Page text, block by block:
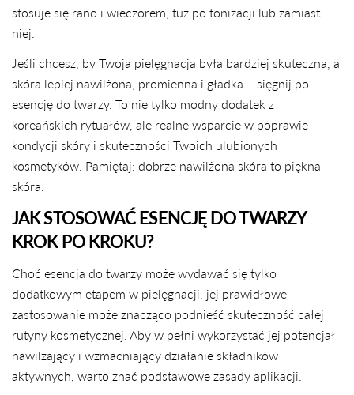
stosuje się rano i wieczorem, tuż po tonizacji lub zamiast
niej.
Jeśli chcesz, by Twoja pielęgnacja była bardziej skuteczna, a
skóra lepiej nawilżona, promienna i gładka – sięgnij po
esencję do twarzy. To nie tylko modny dodatek z
koreańskich rytuałów, ale realne wsparcie w poprawie
kondycji skóry i skuteczności Twoich ulubionych
kosmetyków. Pamiętaj: dobrze nawilżona skóra to piękna
skóra.
JAK STOSOWAĆ ESENCJĘ DO TWARZY
KROK PO KROKU?
Choć esencja do twarzy może wydawać się tylko
dodatkowym etapem w pielęgnacji, jej prawidłowe
zastosowanie może znacząco podnieść skuteczność całej
rutyny kosmetycznej. Aby w pełni wykorzystać jej potencjał
nawilżający i wzmacniający działanie składników
aktywnych, warto znać podstawowe zasady aplikacji.